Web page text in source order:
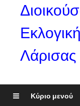
Λάρισας
Κύριο μενού